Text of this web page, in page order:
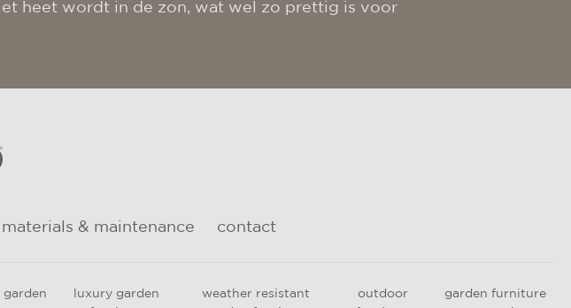
heet wordt in de zon, wat wel zo prettig is voor
materials & maintenance contact
garden
luxury garden
weather resistant
outdoor
garden furniture